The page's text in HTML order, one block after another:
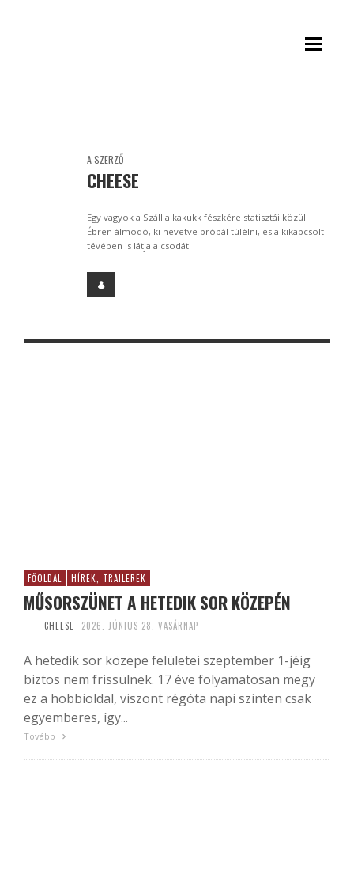
A SZERZŐ
CHEESE
Egy vagyok a Száll a kakukk fészkére statisztái közül.
Ébren álmodó, ki nevetve próbál túlélni, és a kikapcsolt
tévében is látja a csodát.
FŐOLDAL HÍREK, TRAILEREK
MŰSORSZÜNET A HETEDIK SOR KÖZEPÉN
CHEESE 2026. JÚNIUS 28. VASÁRNAP
A hetedik sor közepe felületei szeptember 1-jéig
biztos nem frissülnek. 17 éve folyamatosan megy
ez a hobbioldal, viszont régóta napi szinten csak
egyemberes, így...
Tovább